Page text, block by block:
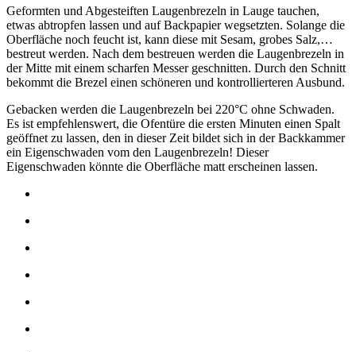
Geformten und Abgesteiften Laugenbrezeln in Lauge tauchen,
etwas abtropfen lassen und auf Backpapier wegsetzten. Solange die
Oberfläche noch feucht ist, kann diese mit Sesam, grobes Salz,…
bestreut werden. Nach dem bestreuen werden die Laugenbrezeln in
der Mitte mit einem scharfen Messer geschnitten. Durch den Schnitt
bekommt die Brezel einen schöneren und kontrollierteren Ausbund.
Gebacken werden die Laugenbrezeln bei 220°C ohne Schwaden.
Es ist empfehlenswert, die Ofentüre die ersten Minuten einen Spalt
geöffnet zu lassen, den in dieser Zeit bildet sich in der Backkammer
ein Eigenschwaden vom den Laugenbrezeln! Dieser
Eigenschwaden könnte die Oberfläche matt erscheinen lassen.